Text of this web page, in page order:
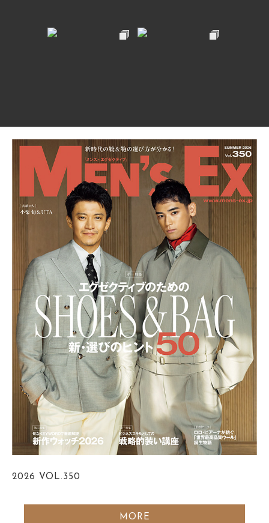
2026 VOL.350
MORE